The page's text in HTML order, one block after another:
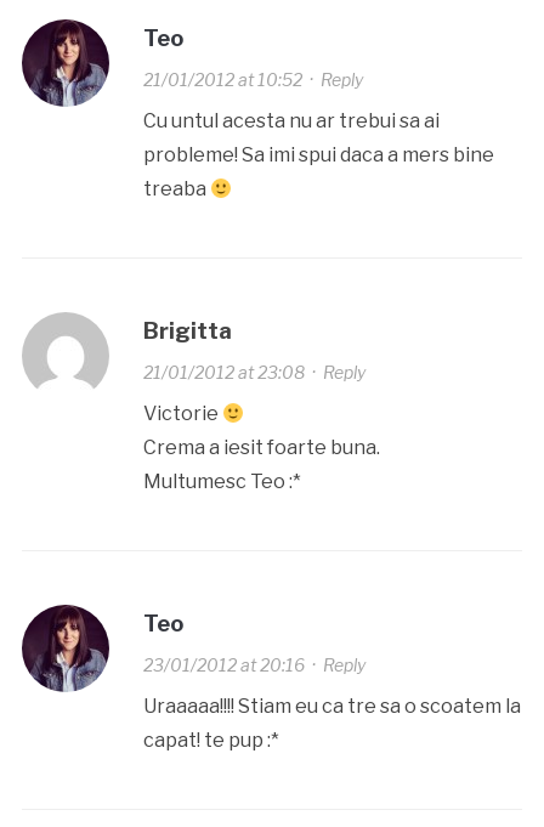
Teo
21/01/2012 at 10:52· Reply
Cu untul acesta nu ar trebui sa ai
probleme! Sa imi spui daca a mers bine
treaba
Brigitta
21/01/2012 at 23:08· Reply
Victorie
Crema a iesit foarte buna.
Multumesc Teo :*
Teo
23/01/2012 at 20:16· Reply
Uraaaaa!!!! Stiam eu ca tre sa o scoatem la
capat! te pup :*